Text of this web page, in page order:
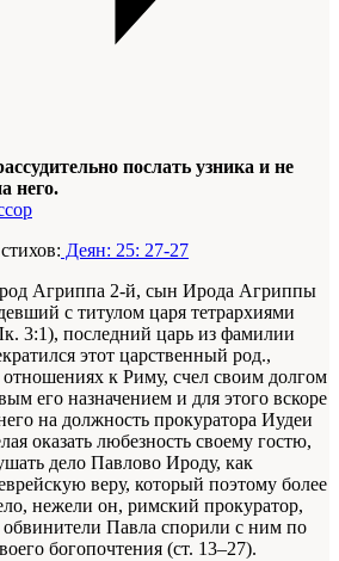
послать узника и не
него.
Деян: 25: 27-27
Агриппа 2-й, сын Ирода Агриппы
с титулом царя тетрархиями
3:1), последний царь из фамилии
этот царственный род.,
отношениях к Риму, счел своим долгом
его назначением и для этого вскоре
на должность прокуратора Иудеи
оказать любезность своему гостю,
дело Павлово Ироду, как
веру, который поэтому более
нежели он, римский прокуратор,
обвинители Павла спорили с ним по
богопочтения (ст. 13–27).